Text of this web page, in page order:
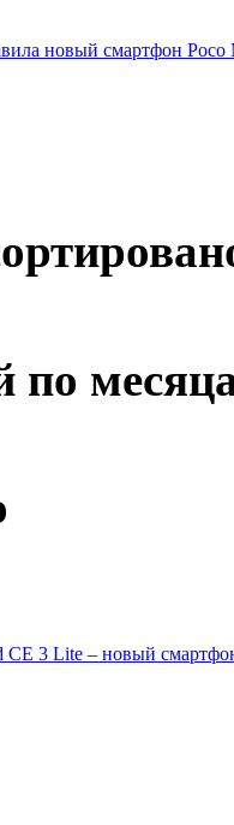
новый смартфон
по
CE 3 Lite – новый